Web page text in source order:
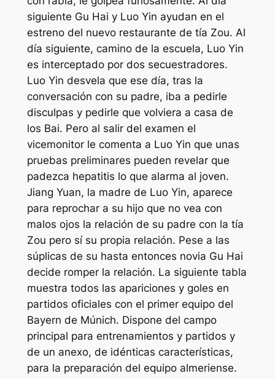
siguiente Gu Hai y Luo Yin ayudan en el
estreno del nuevo restaurante de tía Zou. Al
día siguiente, camino de la escuela, Luo Yin
es interceptado por dos secuestradores.
Luo Yin desvela que ese día, tras la
conversación con su padre, iba a pedirle
disculpas y pedirle que volviera a casa de
los Bai. Pero al salir del examen el
vicemonitor le comenta a Luo Yin que unas
pruebas preliminares pueden revelar que
padezca hepatitis lo que alarma al joven.
Jiang Yuan, la madre de Luo Yin, aparece
para reprochar a su hijo que no vea con
malos ojos la relación de su padre con la tía
Zou pero sí su propia relación. Pese a las
súplicas de su hasta entonces novia Gu Hai
decide romper la relación. La siguiente tabla
muestra todos las apariciones y goles en
partidos oficiales con el primer equipo del
Bayern de Múnich. Dispone del campo
principal para entrenamientos y partidos y
de un anexo, de idénticas características,
para la preparación del equipo almeriense.